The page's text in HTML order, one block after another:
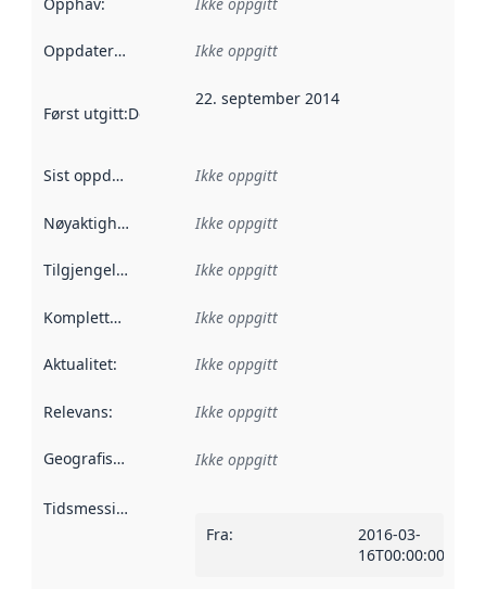
Oppdateringsfrekvens :
Ikke oppgitt
Først utgitt:Denne datoen sier når dataene i dette
22. september 2014
Sist oppdatert Ikke oppgitt
Nøyaktighet Ikke oppgitt
Tilgjengelighet Ikke oppgitt
Kompletthet Ikke oppgitt
Aktualitet: Ikke oppgitt
Relevans: Ikke oppgitt
Geografisk avgrensning :
Ikke oppgitt
Tidsmessig avgrensning
Fra:
2016-03-
16T00:00:00Z